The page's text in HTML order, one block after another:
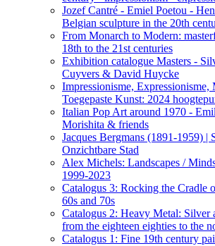
Jozef Cantré - Emiel Poetou -
Belgian sculpture in the 20th
From Monarch to Modern:
18th to the 21st centuries
Exhibition catalogue Masters -
Cuyvers & David Huycke
Impressionisme,
Toegepaste Kunst: 2024
Italian Pop Art around 1970 -
Morishita & friends
Jacques Bergmans (1891-1959) |
Onzichtbare Stad
Alex Michels: Landscapes /
1999-2023
Catalogus 3: Rocking the Cradle
60s and 70s
Catalogus 2: Heavy Metal: Silver
from the eighteen eighties to the
Catalogus 1: Fine 19th century